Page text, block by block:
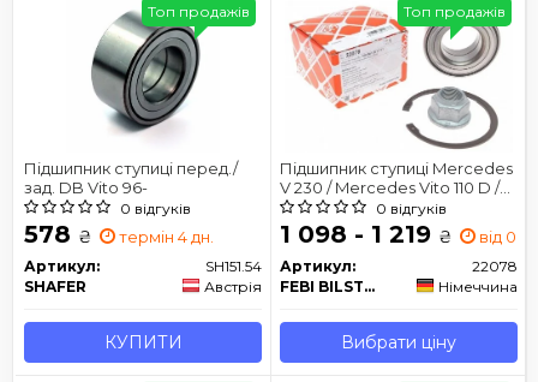
Підшипник ступиці перед./
зад. DB Vito 96-
0 відгуків
578 ₴ термін 4 дн.
Артикул:
SH151.54
SHAFER
Австрія
КУПИТИ
Топ продажів
Підшипник ступиці Mercedes
V 230 / Mercedes Vito 110 D /
Mercedes V 2200 відгуків
1 098 - 1 219 ₴ від 0
Артикул:
22078
FEBI BILSTEIN
Німеччина
Вибрати ціну
Топ продажів